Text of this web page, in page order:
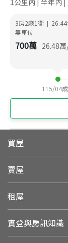
1公里內 | 半年內 |
3房2廳1衛 | 26.44
無車位
700萬 26.48
115/04
買屋
賣屋
租屋
實登與房訊知識